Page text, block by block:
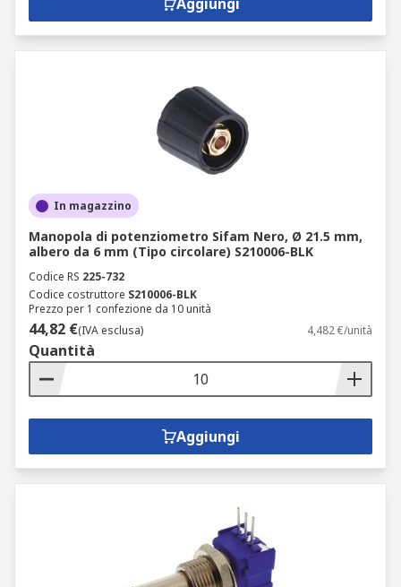
Altri tipi di resistori variabili includono:
Varistori a ossido metallico
Gli accessori del potenziometro
Manopola di potenziometro
Dadi di montaggio potenziometro
Selettori per reostato
Termistori
Utensili di regolazione per resistore
trimmer
Adattatori per montaggio di resistore
trimmer
In magazzino
Manopola di potenziometro Sifam Nero, Ø 21.5 mm,
albero da 6 mm (Tipo circolare) S210006-BLK
Codice RS 225-732
Codice costruttore S210006-BLK
Prezzo per 1 confezione da 10 unità
44,82 €(IVA esclusa) 4,482 €/unità
Quantità
Aggiungi